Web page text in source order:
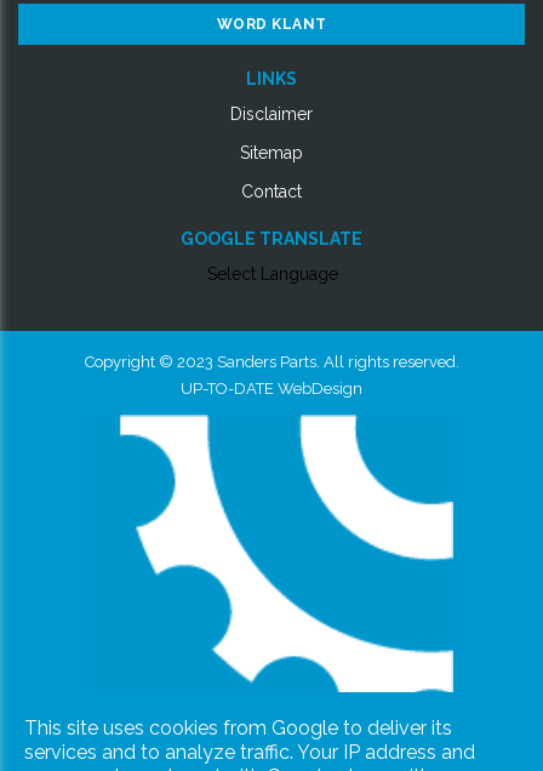
WORD KLANT
LINKS
Disclaimer
Sitemap
Contact
GOOGLE TRANSLATE
Select Language
Copyright © 2023 Sanders Parts. All rights reserved.
UP-TO-DATE WebDesign
This site uses cookies from Google to deliver its
services and to analyze traffic. Your IP address and